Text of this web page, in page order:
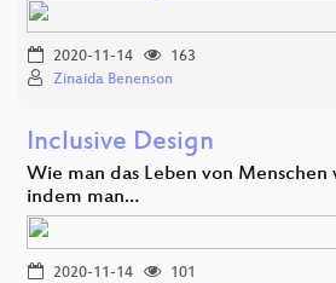
2020-11-14
163
Zinaida Benenson
Inclusive Design
Wie man das Leben von Menschen
indem man…
2020-11-14
101